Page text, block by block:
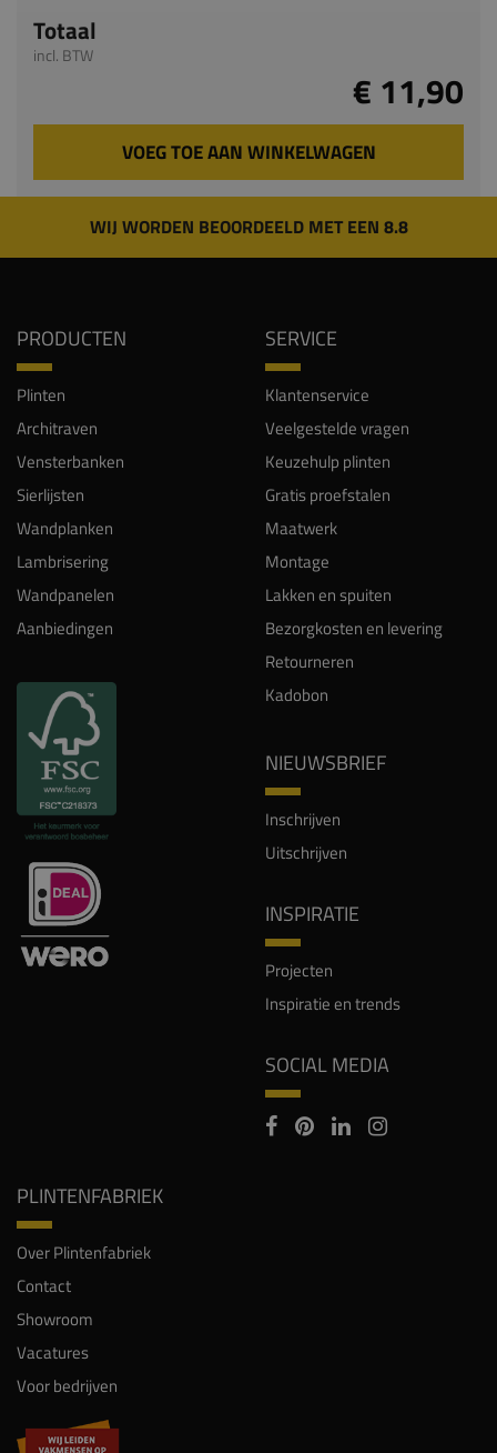
Totaal
incl. BTW
€ 11,90
VOEG TOE AAN WINKELWAGEN
WIJ WORDEN BEOORDEELD MET EEN 8.8
PRODUCTEN
Plinten
Architraven
Vensterbanken
Sierlijsten
Wandplanken
Lambrisering
Wandpanelen
Aanbiedingen
SERVICE
Klantenservice
Veelgestelde vragen
Keuzehulp plinten
Gratis proefstalen
Maatwerk
Montage
Lakken en spuiten
Bezorgkosten en levering
Retourneren
Kadobon
NIEUWSBRIEF
Inschrijven
Uitschrijven
INSPIRATIE
Projecten
Inspiratie en trends
SOCIAL MEDIA
PLINTENFABRIEK
Over Plintenfabriek
Contact
Showroom
Vacatures
Voor bedrijven